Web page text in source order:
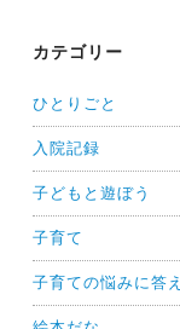
カテゴリー
ひとりごと
入院記録
子どもと遊ぼう
子育て
子育ての悩みに答